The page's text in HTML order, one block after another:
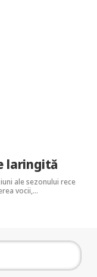
laringită
ale sezonului rece
vocii,…